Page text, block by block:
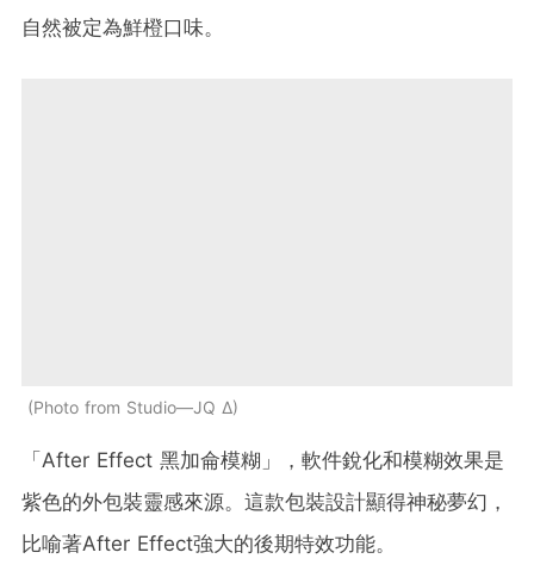
自然被定為鮮橙口味。
Photo from Studio—JQ ∆
「After Effect 黑加侖模糊」，軟件銳化和模糊效果是
紫色的外包裝靈感來源。這款包裝設計顯得神秘夢幻，
比喻著After Effect強大的後期特效功能。